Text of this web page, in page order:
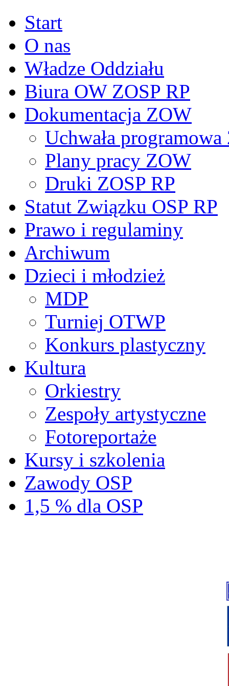
Start
O nas
Władze Oddziału
Biura OW ZOSP RP
Dokumentacja ZOW
Uchwała
Plany pracy ZOW
Druki ZOSP RP
Statut Związku OSP RP
Prawo i regulaminy
Archiwum
Dzieci i młodzież
MDP
Turniej OTWP
Konkurs plastyczny
Kultura
Orkiestry
Zespoły artystyczne
Fotoreportaże
Kursy i szkolenia
Zawody OSP
1,5 % dla OSP